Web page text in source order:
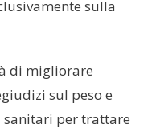
sulla
di migliorare
sul peso e
per trattare